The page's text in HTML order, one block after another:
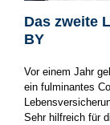
Das zweite
BY
Vor einem Jahr
ein fulminantes
Sehr hilfreich für